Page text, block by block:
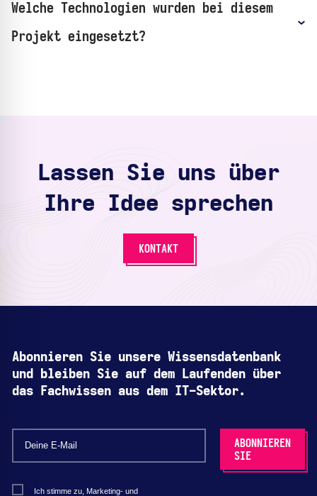
Welche Technologien wurden bei diesem
Projekt eingesetzt?
Lassen Sie uns über
Ihre Idee sprechen
KONTAKT
Abonnieren Sie unsere Wissensdatenbank
und bleiben Sie auf dem Laufenden über
das Fachwissen aus dem IT-Sektor.
Ich stimme zu, Marketing- und